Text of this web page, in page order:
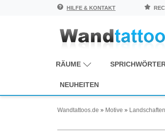
HILFE & KONTAKT
RÄUME
NEUHEITEN
Wandtattoos.de » Motive » Landschaften